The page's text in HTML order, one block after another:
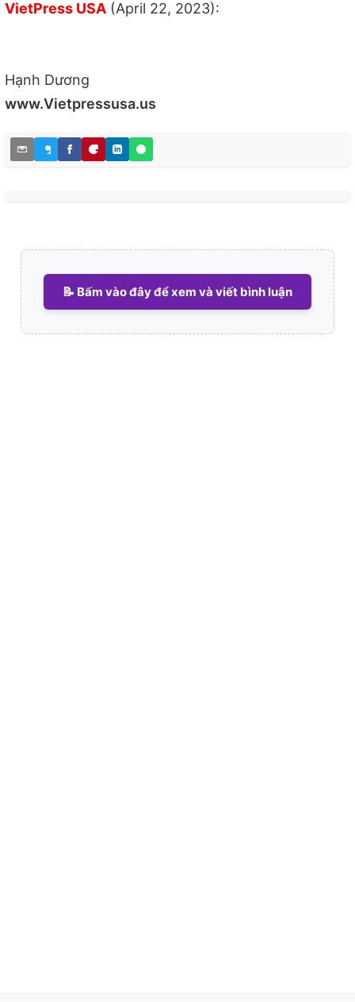
VietPress USA (April 22, 2023):
Hạnh Dương
www.Vietpressusa.us
📝 Bấm vào đây để xem và viết bình luận